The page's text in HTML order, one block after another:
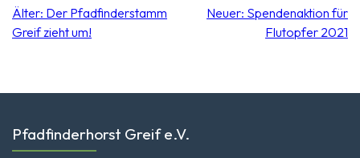
Beitragsnavigation
Älter: Der Pfadfinderstamm
Greif zieht um!
Neuer: Spendenaktion für
Flutopfer 2021
Pfadfinderhorst Greif e.V.